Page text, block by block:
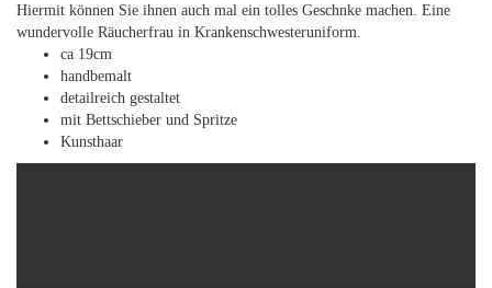
Hiermit können Sie ihnen auch mal ein tolles Geschnke machen. Eine
wundervolle Räucherfrau in Krankenschwesteruniform.
ca 19cm
handbemalt
detailreich gestaltet
mit Bettschieber und Spritze
Kunsthaar